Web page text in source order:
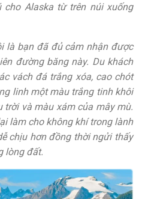
Alaska từ trên núi xuống
là bạn đã đủ cảm nhận được
đường băng này. Du khách
vách đá trắng xóa, cao chót
linh một màu trắng tinh khôi
trời và màu xám của mây mù.
làm cho không khí trong lành
chịu hơn đồng thời ngửi thấy
lòng đất.